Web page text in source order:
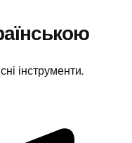
інструменти.